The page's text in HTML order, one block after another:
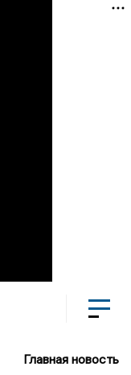
Главная новость